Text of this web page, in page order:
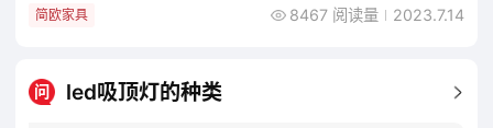
简欧家具 8467 阅读量 2023.7.14
问 led吸顶灯的种类